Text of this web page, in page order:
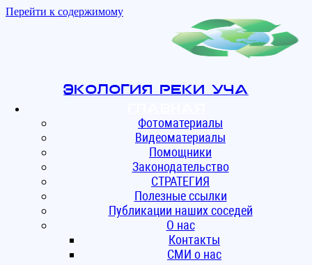
Перейти к содержимому
Экология реки Уча
Фотоматериалы
Видеоматериалы
Помощники
Законодательство
СТРАТЕГИЯ
Полезные ссылки
Публикации наших соседей
О нас
Контакты
СМИ о нас